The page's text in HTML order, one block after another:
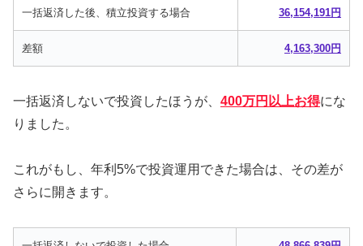
一括返済した後、積立投資する場合 36,154,191円
差額 4,163,300円
一括返済しないで投資したほうが、 400万円以上お得にな
りました。
これがもし、年利5%で投資運用できた場合は、その差が
さらに開きます。